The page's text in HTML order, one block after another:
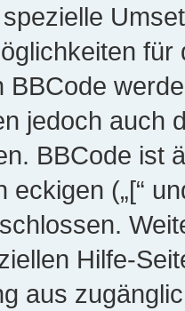
BBCode
jedoch auch
BBCode ist
(„[“
Hilfe-
aus